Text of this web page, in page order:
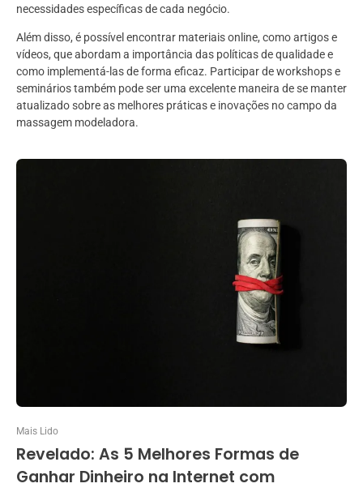
necessidades específicas de cada negócio.
Além disso, é possível encontrar materiais online, como artigos e
vídeos, que abordam a importância das políticas de qualidade e
como implementá-las de forma eficaz. Participar de workshops e
seminários também pode ser uma excelente maneira de se manter
atualizado sobre as melhores práticas e inovações no campo da
massagem modeladora.
Mais Lido
Revelado: As 5 Melhores Formas de
Ganhar Dinheiro na Internet com